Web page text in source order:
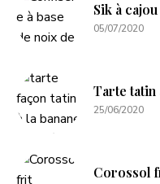
Sik à cajou
05/07/2020
Tarte tatin
25/06/2020
Corossol